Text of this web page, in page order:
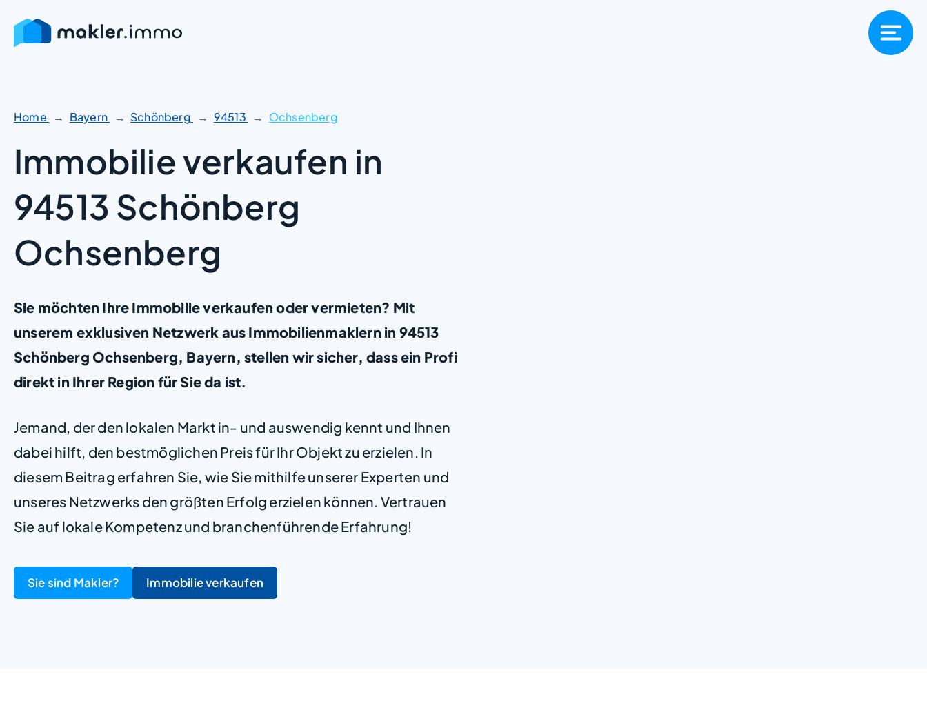
Home Bayern Schönberg 94513 Ochsenberg
Immobilie verkaufen in
94513 Schönberg
Ochsenberg
Sie möchten Ihre Immobilie verkaufen oder vermieten? Mit
unserem exklusiven Netzwerk aus Immobilienmaklern in 94513
Schönberg Ochsenberg, Bayern, stellen wir sicher, dass ein Profi
direkt in Ihrer Region für Sie da ist.
Jemand, der den lokalen Markt in- und auswendig kennt und Ihnen
dabei hilft, den bestmöglichen Preis für Ihr Objekt zu erzielen. In
diesem Beitrag erfahren Sie, wie Sie mithilfe unserer Experten und
unseres Netzwerks den größten Erfolg erzielen können. Vertrauen
Sie auf lokale Kompetenz und branchenführende Erfahrung!
Sie sind Makler? Immobilie verkaufen